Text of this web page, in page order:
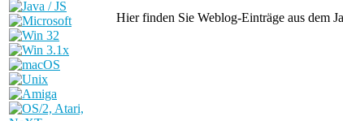
Hier finden Sie Weblog-Einträge aus dem